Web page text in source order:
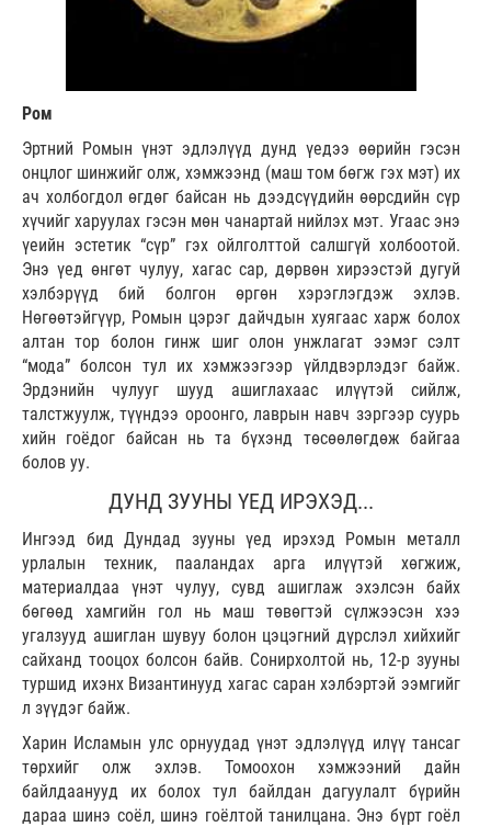
Ром
Эртний Ромын үнэт эдлэлүүд дунд үедээ өөрийн гэсэн
онцлог шинжийг олж, хэмжээнд (маш том бөгж гэх мэт) их
ач холбогдол өгдөг байсан нь дээдсүүдийн өөрсдийн сүр
хүчийг харуулах гэсэн мөн чанартай нийлэх мэт. Угаас энэ
үеийн эстетик “сүр” гэх ойлголттой салшгүй холбоотой.
Энэ үед өнгөт чулуу, хагас сар, дөрвөн хирээстэй дугуй
хэлбэрүүд бий болгон өргөн хэрэглэгдэж эхлэв.
Нөгөөтэйгүүр, Ромын цэрэг дайчдын хуягаас харж болох
алтан тор болон гинж шиг олон унжлагат ээмэг сэлт
“мода” болсон тул их хэмжээгээр үйлдвэрлэдэг байж.
Эрдэнийн чулууг шууд ашиглахаас илүүтэй сийлж,
талстжуулж, түүндээ ороонго, лаврын навч зэргээр суурь
хийн гоёдог байсан нь та бүхэнд төсөөлөгдөж байгаа
болов уу.
ДУНД ЗУУНЫ ҮЕД ИРЭХЭД...
Ингээд бид Дундад зууны үед ирэхэд Ромын металл
урлалын техник, пааландах арга илүүтэй хөгжиж,
материалдаа үнэт чулуу, сувд ашиглаж эхэлсэн байх
бөгөөд хамгийн гол нь маш төвөгтэй сүлжээсэн хээ
угалзууд ашиглан шувуу болон цэцэгний дүрслэл хийхийг
сайханд тооцох болсон байв. Сонирхолтой нь, 12-р зууны
туршид ихэнх Византинууд хагас саран хэлбэртэй ээмгийг
л зүүдэг байж.
Харин Исламын улс орнуудад үнэт эдлэлүүд илүү тансаг
төрхийг олж эхлэв. Томоохон хэмжээний дайн
байлдаанууд их болох тул байлдан дагуулалт бүрийн
дараа шинэ соёл, шинэ гоёлтой танилцана. Энэ бүрт гоёл